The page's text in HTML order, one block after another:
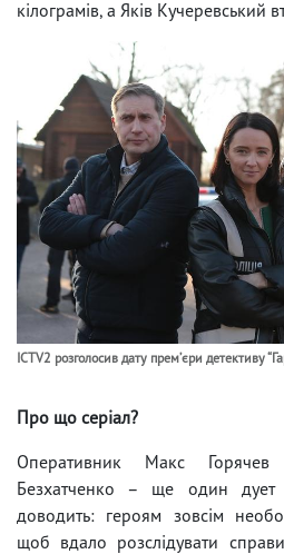
кілограмів, а Яків Кучеревський
ICTV2 розголосив дату премʼєри детективу
Про що серіал?
Оперативник Макс Горячев
Безхатченко – ще один дует
доводить: героям зовсім
щоб вдало розслідувати